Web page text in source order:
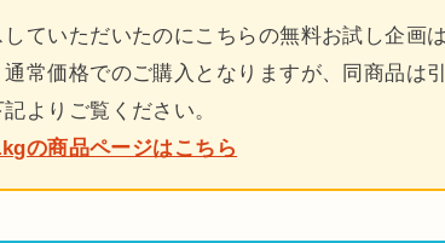
ていただいたのにこちらの無料お試し企画
常価格でのご購入となりますが、同商品は
よりご覧ください。
の商品ページはこちら